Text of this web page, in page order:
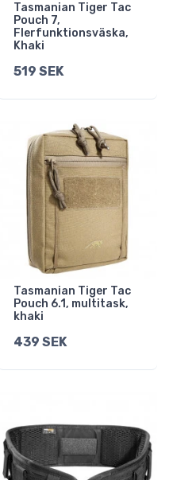
Tasmanian Tiger Tac
Pouch 7,
Flerfunktionsväska,
Khaki
519 SEK
Tasmanian Tiger Tac
Pouch 6.1, multitask,
khaki
439 SEK